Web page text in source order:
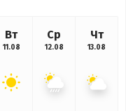
Вт
11.08
Ср
12.08
Чт
13.08